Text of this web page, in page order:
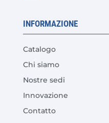
INFORMAZIONE
Catalogo
Chi siamo
Nostre sedi
Innovazione
Contatto